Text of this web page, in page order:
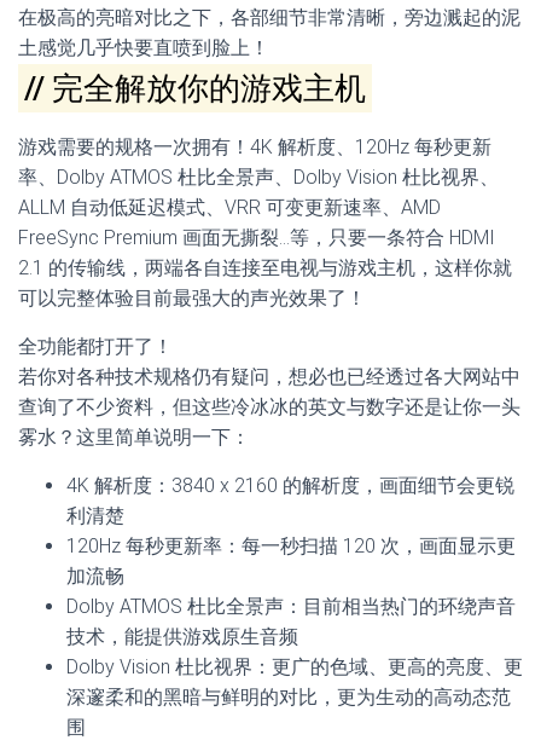
在极高的亮暗对比之下，各部细节非常清晰，旁边溅起的泥
土感觉几乎快要直喷到脸上！
// 完全解放你的游戏主机
游戏需要的规格一次拥有！4K 解析度、120Hz 每秒更新
率、Dolby ATMOS 杜比全景声、Dolby Vision 杜比视界、
ALLM 自动低延迟模式、VRR 可变更新速率、AMD
FreeSync Premium 画面无撕裂…等，只要一条符合 HDMI
2.1 的传输线，两端各自连接至电视与游戏主机，这样你就
可以完整体验目前最强大的声光效果了！
全功能都打开了！
若你对各种技术规格仍有疑问，想必也已经透过各大网站中
查询了不少资料，但这些冷冰冰的英文与数字还是让你一头
雾水？这里简单说明一下：
4K 解析度：3840 x 2160 的解析度，画面细节会更锐
利清楚
120Hz 每秒更新率：每一秒扫描 120 次，画面显示更
加流畅
Dolby ATMOS 杜比全景声：目前相当热门的环绕声音
技术，能提供游戏原生音频
Dolby Vision 杜比视界：更广的色域、更高的亮度、更
深邃柔和的黑暗与鲜明的对比，更为生动的高动态范
围